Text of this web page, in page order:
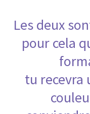
Les deux
pour cela
tu recevra